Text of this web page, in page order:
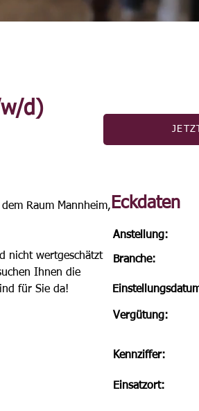
d)
Raum Mannheim,
nicht wertgeschätzt
Ihnen die
für Sie da!
Eckdaten
Anstellung:
Branche:
Vergütung:
Kennziffer:
Einsatzort: